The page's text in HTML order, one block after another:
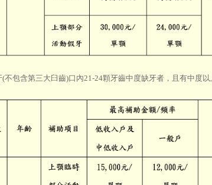
(不包含第三大臼齒)口內21-24顆牙齒中度缺牙者，且有中度